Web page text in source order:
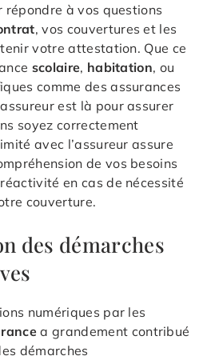
à vos questions
, vos couvertures et les
votre attestation. Que ce
scolaire, habitation, ou
comme des assurances
est là pour assurer
soyez correctement
avec l’assureur assure
de vos besoins
en cas de nécessité
couverture.
des démarches
numériques par les
a grandement contribué
démarches